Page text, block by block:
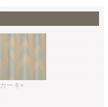
カーキ ×